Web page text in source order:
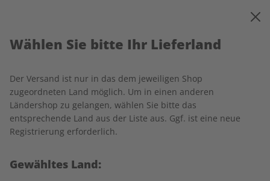
Startseite Spotlight Wunschabo
Jetzt Ihr Spotlight-Wunschabo
Für wen ist das Abo?
Wählen Sie bitte Ihr Lieferland
Der Versand ist nur in das dem jeweiligen Shop
zugeordneten Land möglich. Um in einen anderen
Ländershop zu gelangen, wählen Sie bitte das
entsprechende Land aus der Liste aus. Ggf. ist eine neue
Registrierung erforderlich.
Gewähltes Land: